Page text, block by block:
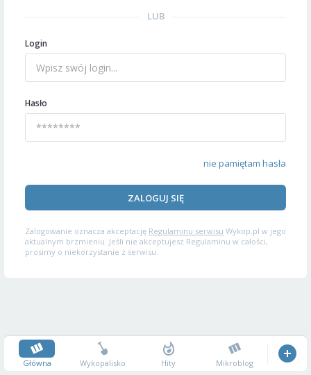
LUB
Login
Hasło
nie pamiętam hasła
ZALOGUJ SIĘ
Zalogowanie oznacza akceptację Regulaminu serwisu Wykop.pl w jego
aktualnym brzmieniu. Jeśli nie akceptujesz Regulaminu w całości,
prosimy o niekorzystanie z serwisu.
Główna Wykopalisko Hity Mikroblog